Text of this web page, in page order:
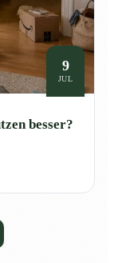
9
JUL
besser?